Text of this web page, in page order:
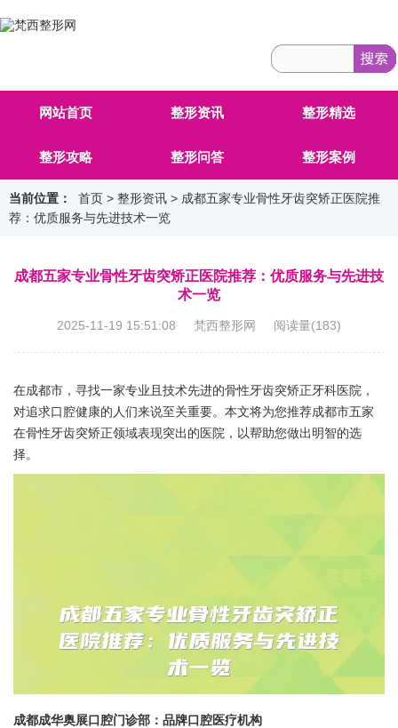
网站首页 整形资讯 整形精选
整形攻略 整形问答 整形案例
当前位置： 首页 > 整形资讯 > 成都五家专业骨性牙齿突矫正医院推
荐：优质服务与先进技术一览
成都五家专业骨性牙齿突矫正医院推荐：优质服务与先进技
术一览
2025-11-19 15:51:08 梵西整形网 阅读量(183)
在成都市，寻找一家专业且技术先进的骨性牙齿突矫正牙科医院，
对追求口腔健康的人们来说至关重要。本文将为您推荐成都市五家
在骨性牙齿突矫正领域表现突出的医院，以帮助您做出明智的选
择。
成都成华奥展口腔门诊部：品牌口腔医疗机构